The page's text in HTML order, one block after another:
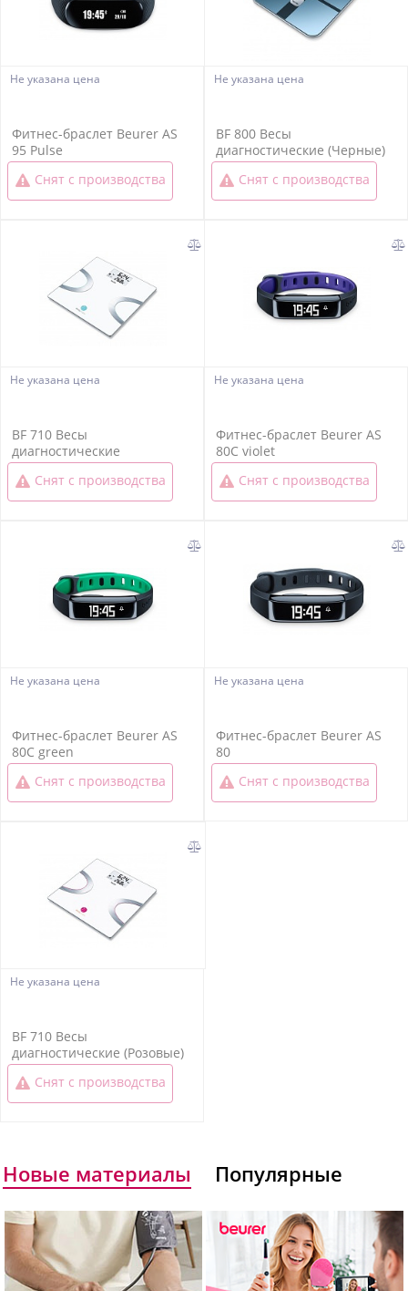
Не указана цена
Фитнес-браслет Beurer AS
95 Pulse
Снят с производства
Не указана цена
BF 800 Весы
диагностические (Черные)
Снят с производства
Не указана цена
BF 710 Весы
диагностические
(Бирюзовые)
Снят с производства
Не указана цена
Фитнес-браслет Beurer AS
80C violet
Снят с производства
Не указана цена
Фитнес-браслет Beurer AS
80C green
Снят с производства
Не указана цена
Фитнес-браслет Beurer AS
80
Снят с производства
Не указана цена
BF 710 Весы
диагностические (Розовые)
Снят с производства
Новые материалы Популярные